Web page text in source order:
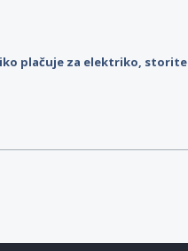
plačuje za elektriko,